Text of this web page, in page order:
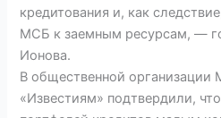
кредитования и, как
МСБ к заемным ресурсам, —
Ионова.
В общественной
«Известиям» подтвердили,